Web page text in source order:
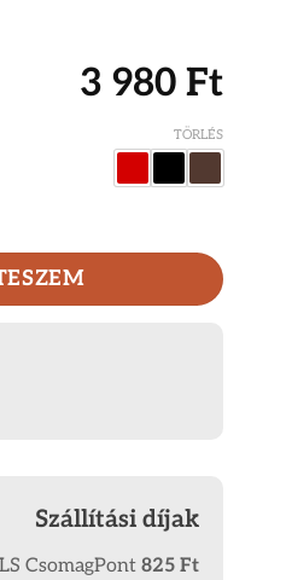
3 980 Ft
TÖRLÉS
DK95 mennyiség
Szállítási díjak
CsomagPont 825 Ft